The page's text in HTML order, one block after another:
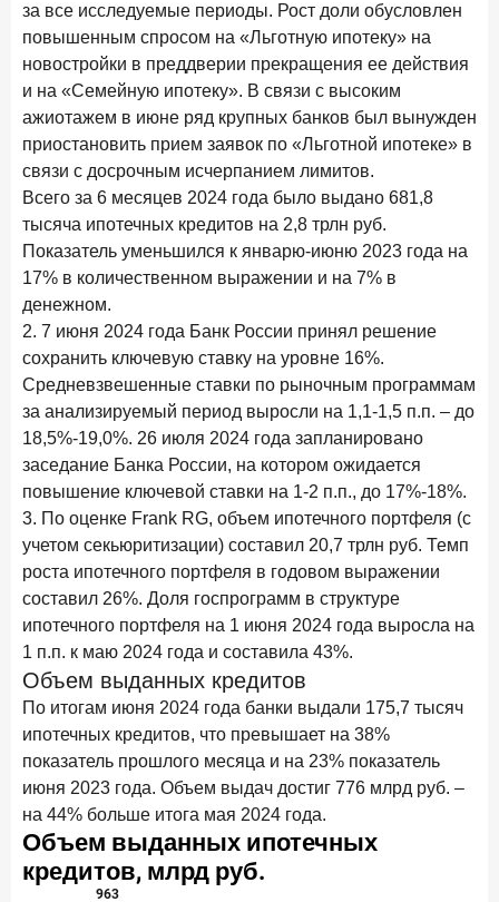
27 апреля 2026 года ИССЛЕДОВАНИЕ
Банки скорректировали доходность вкладов после
снижения ключевой ставки до 14,5%
Средний срок ипотеки на первичном рынке
26,8лет
-0,15
год к году
Frank Data. Ипотека Поделиться
24 апреля 2026 года ИССЛЕДОВАНИЕ
Ипотека. Итоги работы крупнейших ипотечных банков
в марте 2026 года
15 апреля 2026 года ИССЛЕДОВАНИЕ
Рынок подписок 2026: от гонки за объёмами к битве за
привычку
15 апреля 2026 года ИССЛЕДОВАНИЕ
Маркетинговые акции брокеров: обзор механик и
трендов
10 апреля 2026 года ИССЛЕДОВАНИЕ
ДНК современного ипотечного клиента
7 апреля 2026 года
По итогам марта 2026 года объем выдач кредитов
составил 925,7 млрд руб.
26 марта 2026 года ИССЛЕДОВАНИЕ
Не экосистемой единой: как пользователи
распределяют подписки
25 марта 2026 года
Ипотека. Итоги работы крупнейших ипотечных банков
за все исследуемые периоды. Рост доли обусловлен
повышенным спросом на «Льготную ипотеку» на
новостройки в преддверии прекращения ее действия
и на «Семейную ипотеку». В связи с высоким
ажиотажем в июне ряд крупных банков был вынужден
приостановить прием заявок по «Льготной ипотеке» в
связи с досрочным исчерпанием лимитов.
Всего за 6 месяцев 2024 года было выдано 681,8
тысяча ипотечных кредитов на 2,8 трлн руб.
Показатель уменьшился к январю-июню 2023 года на
17% в количественном выражении и на 7% в
денежном.
2. 7 июня 2024 года Банк России принял решение
сохранить ключевую ставку на уровне 16%.
Средневзвешенные ставки по рыночным программам
за анализируемый период выросли на 1,1-1,5 п.п. – до
18,5%-19,0%. 26 июля 2024 года запланировано
заседание Банка России, на котором ожидается
повышение ключевой ставки на 1-2 п.п., до 17%-18%.
3. По оценке Frank RG, объем ипотечного портфеля (с
учетом секьюритизации) составил 20,7 трлн руб. Темп
роста ипотечного портфеля в годовом выражении
составил 26%. Доля госпрограмм в структуре
ипотечного портфеля на 1 июня 2024 года выросла на
1 п.п. к маю 2024 года и составила 43%.
Объем выданных кредитов
По итогам июня 2024 года банки выдали 175,7 тысяч
ипотечных кредитов, что превышает на 38%
показатель прошлого месяца и на 23% показатель
июня 2023 года. Объем выдач достиг 776 млрд руб. –
на 44% больше итога мая 2024 года.